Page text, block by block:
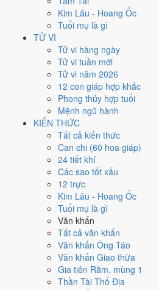
Kim Lâu - Hoang Ốc
Tuổi mụ là gì
TỬ VI
Tử vi hàng ngày
Tử vi tuần mới
Tử vi năm 2026
12 con giáp hợp khắc
Phong thủy hợp tuổi
Mệnh ngũ hành
KIẾN THỨC
Tất cả kiến thức
Can chi (60 hoa giáp)
24 tiết khí
Các sao tốt xấu
12 trực
Kim Lâu - Hoang Ốc
Tuổi mụ là gì
Văn khấn
Tất cả văn khấn
Văn khấn Ông Táo
Văn khấn Giao thừa
Gia tiên Rằm, mùng 1
Thần Tài Thổ Địa
Bính Ngọ
Ngày Đinh Mùi có TrựcKiến(ngày khởi
Huyền Vũ hắc đạo. Điểm trung bình 7
Ngày Hung
, cần thận trọng với các
Hợi, Mão, Ngọhợp ngày; tuổi
Ngày 1/8/2026 chỉ đạt4.0/10
để thay thế, xem mục xử lý bên
Ngày 1/8/2026 tốt
việc gì?
Ngày 1/8/2026 đạt 4.0/10 trung bình cho
bạn - gặp gỡ (8/10), thấp nhất là
(ngày khởi sự, mở đầu) và gặp Sao
việc chênh nhau như bảng dưới.
Cưới hỏi - đính hôn
Trung bình
Cưới hỏi - đính hôn hôm nay ở